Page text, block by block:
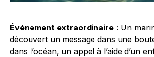
Événement extraordinaire : Un
découvert un message dans une
dans l’océan, un appel à l’aide d’un